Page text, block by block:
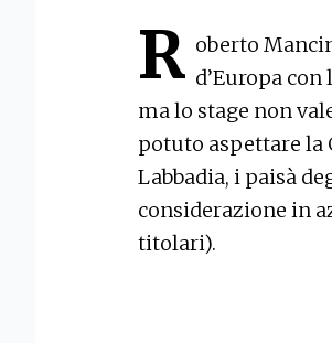
R oberto
d’Europa
ma lo stage non
potuto aspettare la
Labbadia, i paisà
considerazione in
titolari).